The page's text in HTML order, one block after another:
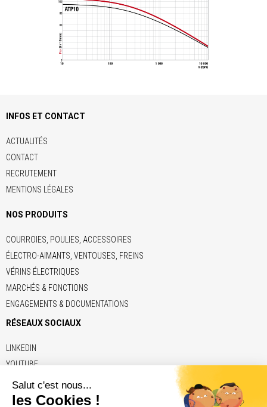
INFOS ET CONTACT
ACTUALITÉS
CONTACT
RECRUTEMENT
MENTIONS LÉGALES
NOS PRODUITS
COURROIES, POULIES, ACCESSOIRES
ÉLECTRO-AIMANTS, VENTOUSES, FREINS
VÉRINS ÉLECTRIQUES
MARCHÉS & FONCTIONS
ENGAGEMENTS & DOCUMENTATIONS
RÉSEAUX SOCIAUX
LINKEDIN
YOUTUBE
LIENS